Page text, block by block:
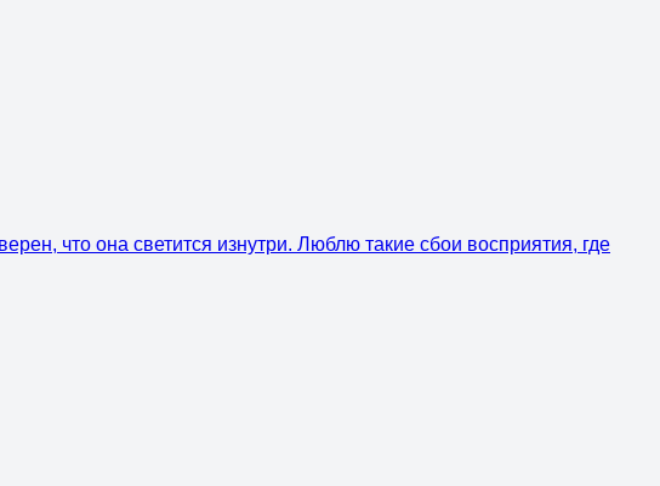
что она светится изнутри. Люблю такие сбои восприятия, где